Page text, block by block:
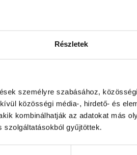
Részletek
személyre szabásához,
közösségi média-, hirdető- és
kombinálhatják az adatokat más
szolgáltatásokból gyűjtöttek.
A porckopás
mely...